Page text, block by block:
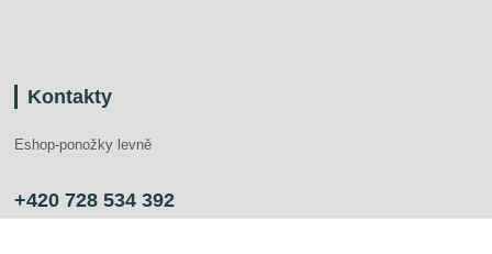
Kontakty
Eshop-ponožky levně
+420 728 534 392